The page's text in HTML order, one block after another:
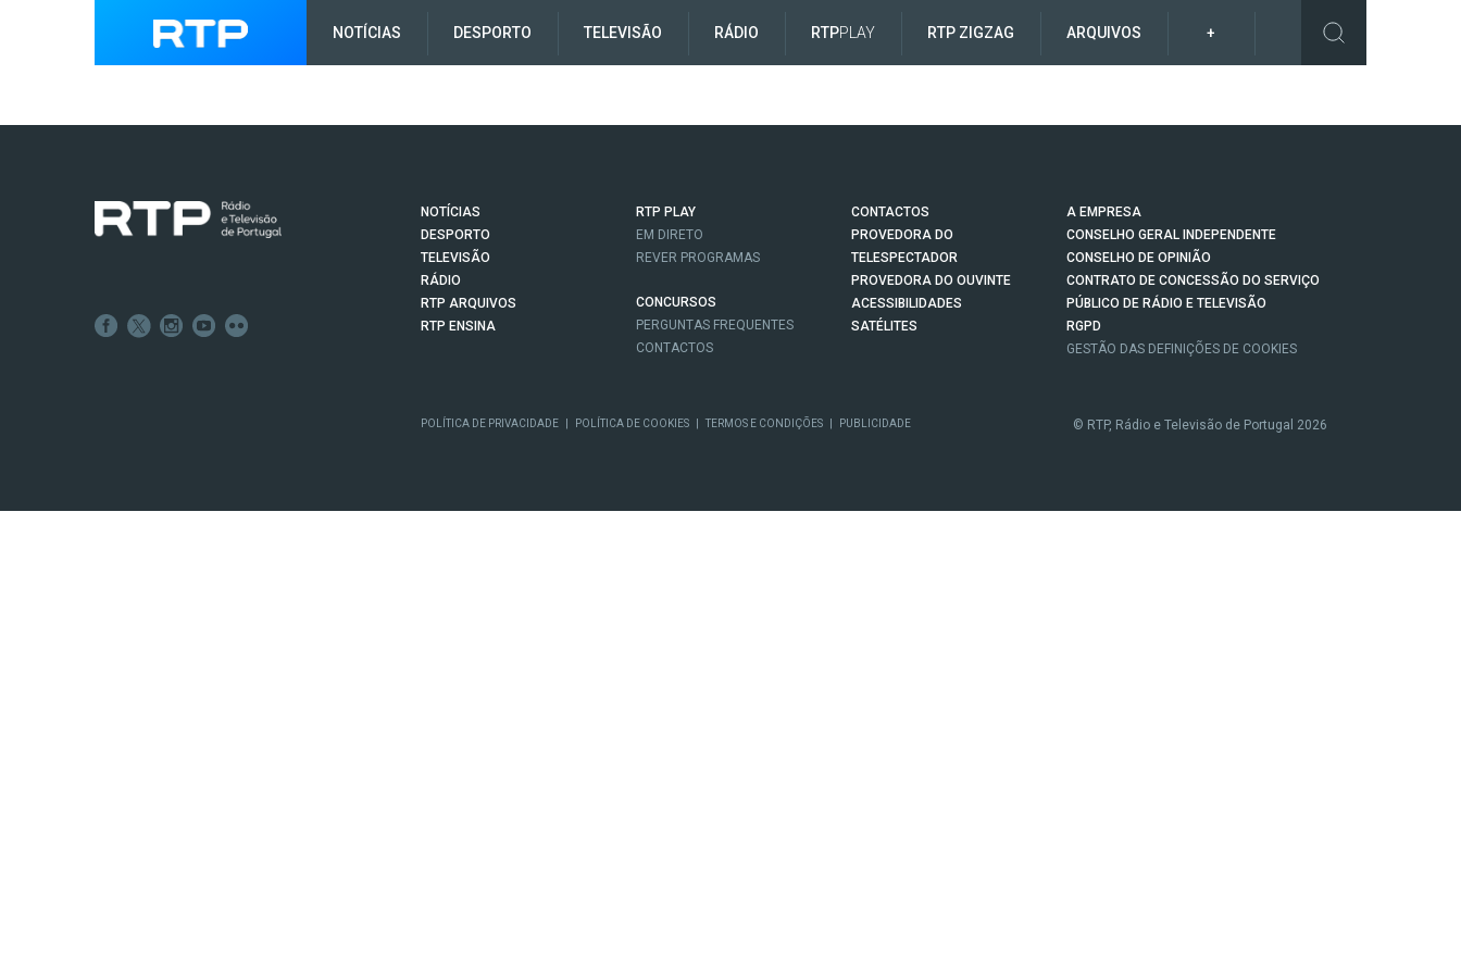
NOTÍCIAS DESPORTO TELEVISÃO RÁDIO RTPPLAY RTP ZIGZAG ARQUIVOS +
NOTÍCIAS
DESPORTO
TELEVISÃO
RÁDIO
RTP ARQUIVOS
RTP ENSINA
RTP PLAY
EM DIRETO
REVER PROGRAMAS
CONCURSOS
PERGUNTAS FREQUENTES
CONTACTOS
CONTACTOS
PROVEDORA DO
TELESPECTADOR
PROVEDORA DO OUVINTE
ACESSIBILIDADES
SATÉLITES
A EMPRESA
CONSELHO GERAL INDEPENDENTE
CONSELHO DE OPINIÃO
CONTRATO DE CONCESSÃO DO SERVIÇO
PÚBLICO DE RÁDIO E TELEVISÃO
RGPD
GESTÃO DAS DEFINIÇÕES DE COOKIES
POLÍTICA DE PRIVACIDADE POLÍTICA DE COOKIES TERMOS E CONDIÇÕES PUBLICIDADE © RTP, Rádio e Televisão de Portugal 2026